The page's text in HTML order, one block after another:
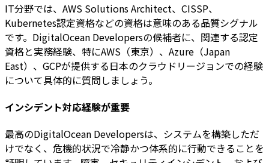
IT分野では、AWS Solutions Architect、CISSP、
Kubernetes認定資格などの資格は意味のある品質シグナル
です。DigitalOcean Developersの候補者に、関連する認定
資格と実務経験、特にAWS（東京）、Azure（Japan
East）、GCPが提供する日本のクラウドリージョンでの経験
について具体的に質問しましょう。
インシデント対応経験が重要
最高のDigitalOcean Developersは、システムを構築しただ
けでなく、危機的状況で冷静かつ体系的に行動できることを